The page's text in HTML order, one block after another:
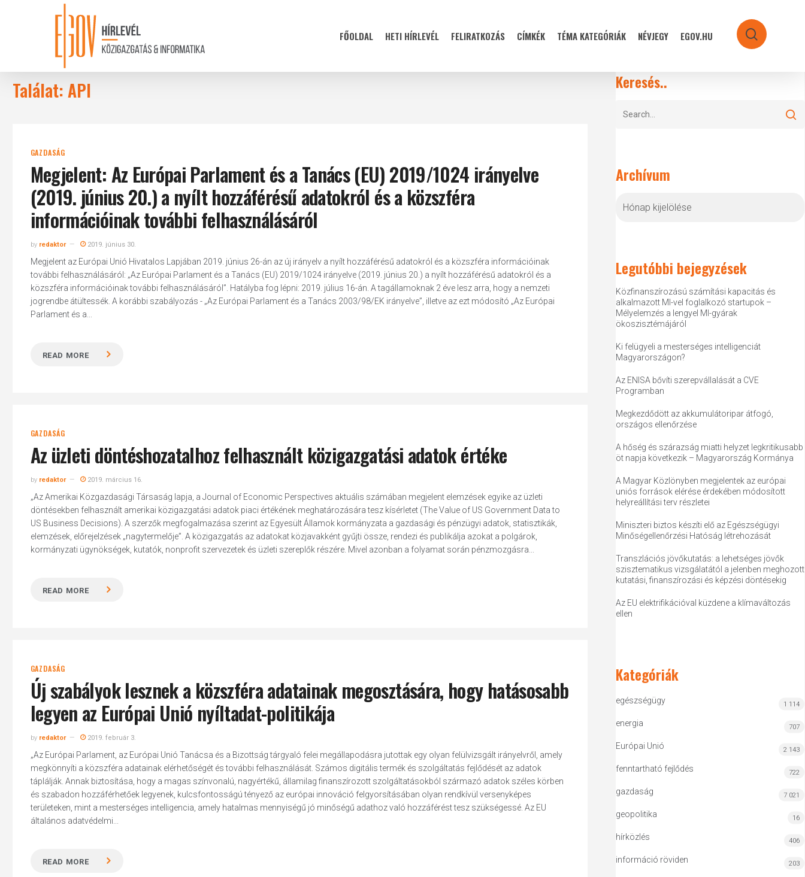
Hit enter to search or ESC to close
FŐOLDAL HETI HÍRLEVÉL FELIRATKOZÁS CÍMKÉK TÉMA KATEGÓRIÁK NÉVJEGY EGOV.HU search
Találat: API
GAZDASÁG
Megjelent: Az Európai Parlament és a Tanács (EU) 2019/1024 irányelve
(2019. június 20.) a nyílt hozzáférésű adatokról és a közszféra
információinak további felhasználásáról
by redaktor 2019. június 30.
Megjelent az Európai Unió Hivatalos Lapjában 2019. június 26-án az új irányelv a nyílt hozzáférésű adatokról és a közszféra információinak
további felhasználásáról: „Az Európai Parlament és a Tanács (EU) 2019/1024 irányelve (2019. június 20.) a nyílt hozzáférésű adatokról és a
közszféra információinak további felhasználásáról”. Hatályba fog lépni: 2019. július 16-án. A tagállamoknak 2 éve lesz arra, hogy a nemzeti
jogrendbe átültessék. A korábbi szabályozás - „Az Európai Parlament és a Tanács 2003/98/EK irányelve”, illetve az ezt módosító „Az Európai
Parlament és a...
READ MORE
GAZDASÁG
Az üzleti döntéshozatalhoz felhasznált közigazgatási adatok értéke
by redaktor 2019. március 16.
„Az Amerikai Közgazdasági Társaság lapja, a Journal of Economic Perspectives aktuális számában megjelent elemzések egyike az üzleti
döntésekben felhasznált amerikai közigazgatási adatok piaci értékének meghatározására tesz kísérletet (The Value of US Government Data to
US Business Decisions). A szerzők megfogalmazása szerint az Egyesült Államok kormányzata a gazdasági és pénzügyi adatok, statisztikák,
elemzések, előrejelzések „nagytermelője”. A közigazgatás az adatokat közjavakként gyűjti össze, rendezi és publikálja azokat a polgárok,
kormányzati ügynökségek, kutatók, nonprofit szervezetek és üzleti szereplők részére. Mivel azonban a folyamat során pénzmozgásra...
READ MORE
GAZDASÁG
Új szabályok lesznek a közszféra adatainak megosztására, hogy hatásosabb
legyen az Európai Unió nyíltadat-politikája
by redaktor 2019. február 3.
„Az Európai Parlament, az Európai Unió Tanácsa és a Bizottság tárgyaló felei megállapodásra jutottak egy olyan felülvizsgált irányelvről, amely
megkönnyíti a közszféra adatainak elérhetőségét és további felhasználását. Számos digitális termék és szolgáltatás fejlődését az adatok
táplálják. Annak biztosítása, hogy a magas színvonalú, nagyértékű, államilag finanszírozott szolgáltatásokból származó adatok széles körben
és szabadon hozzáférhetőek legyenek, kulcsfontosságú tényező az európai innováció felgyorsításában olyan rendkívül versenyképes
területeken, mint a mesterséges intelligencia, amely hatalmas mennyiségű jó minőségű adathoz való hozzáférést tesz szükségessé. Az EU
általános adatvédelmi...
READ MORE
Keresés..
Archívum
Legutóbbi bejegyzések
Közfinanszírozású számítási kapacitás és
alkalmazott MI-vel foglalkozó startupok –
Mélyelemzés a lengyel MI-gyárak
ökoszisztémájáról
Ki felügyeli a mesterséges intelligenciát
Magyarországon?
Az ENISA bővíti szerepvállalását a CVE
Programban
Megkezdődött az akkumulátoripar átfogó,
országos ellenőrzése
A hőség és szárazság miatti helyzet legkritikusabb
öt napja következik – Magyarország Kormánya
A Magyar Közlönyben megjelentek az európai
uniós források elérése érdekében módosított
helyreállítási terv részletei
Miniszteri biztos készíti elő az Egészségügyi
Minőségellenőrzési Hatóság létrehozását
Transzlációs jövőkutatás: a lehetséges jövők
szisztematikus vizsgálatától a jelenben meghozott
kutatási, finanszírozási és képzési döntésekig
Az EU elektrifikációval küzdene a klímaváltozás
ellen
Kategóriák
egészségügy 1 114
energia 707
Európai Unió 2 143
fenntartható fejlődés 722
gazdaság 7 021
geopolitika 16
hírközlés 406
információ röviden 203